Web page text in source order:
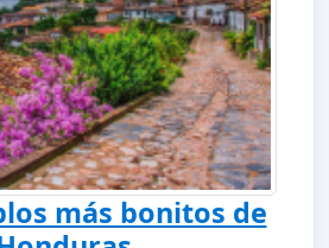
más bonitos de